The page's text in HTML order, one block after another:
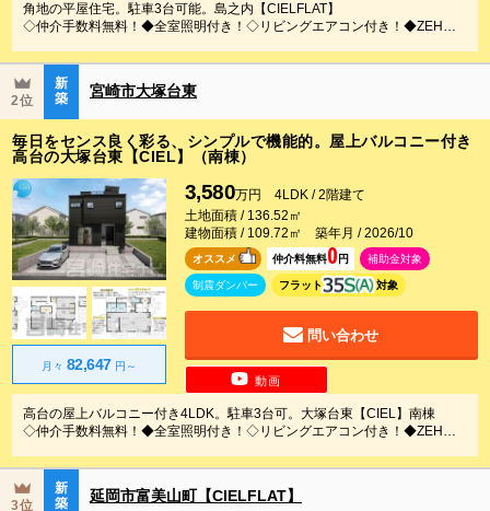
角地の平屋住宅。駐車3台可能。島之内【CIELFLAT】
◇仲介手数料無料！◆全室照明付き！◇リビングエアコン付き！◆ZEH基
食洗機付キッチン！◆キーレス玄関
2位
毎日をセンス良く彩る、シンプルで機能的。屋上バルコニー付き
高台の大塚台東【CIEL】（南棟）
月々 82,647 円～
オススメ 仲介料無料0 円 補助金対象
制震ダンパー フラット 対象
動画
新
築
宮崎市大塚台東
3,580万円 4LDK / 2階建て
土地面積 / 136.52㎡
建物面積 / 109.72㎡ 築年月 / 2026/10
問い合わせ
高台の屋上バルコニー付き4LDK。駐車3台可。大塚台東【CIEL】南棟
◇仲介手数料無料！◆全室照明付き！◇リビングエアコン付き！◆ZEH基
食洗機付キッチン！◆キーレス玄関
3位
新
築
延岡市富美山町【CIELFLAT】